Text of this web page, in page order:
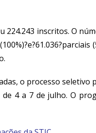
224.243 inscritos. O
o processo seletivo
de 4 a 7 de julho.O